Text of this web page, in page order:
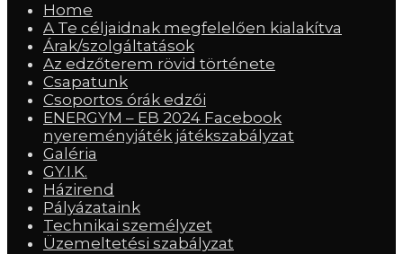
Home
A Te céljaidnak megfelelően kialakítva
Árak/szolgáltatások
Az edzőterem rövid története
Csapatunk
Csoportos órák edzői
ENERGYM – EB 2024 Facebook
nyereményjáték játékszabályzat
Galéria
GY.I.K.
Házirend
Pályázataink
Technikai személyzet
Üzemeltetési szabályzat